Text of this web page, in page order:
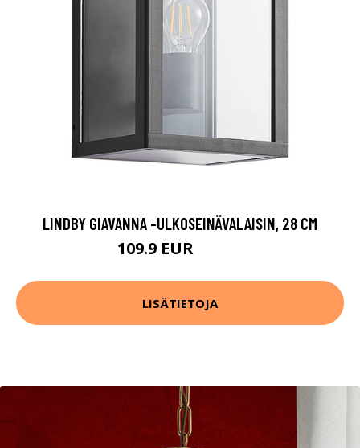
LINDBY GIAVANNA -ULKOSEINÄVALAISIN, 28 CM
109.9 EUR
LISÄTIETOJA